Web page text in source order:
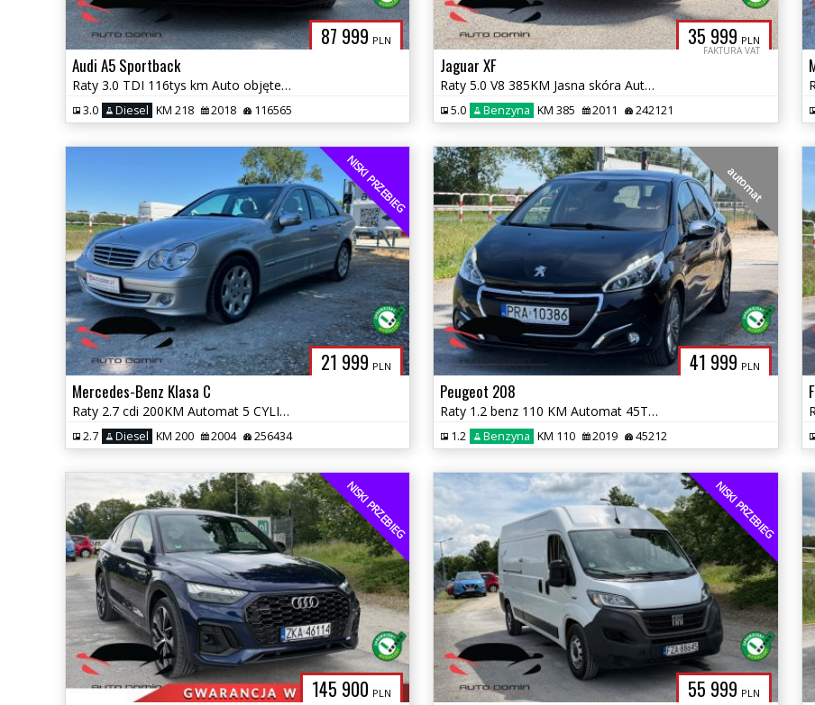
87 999 PLN
Audi A5 Sportback
Raty 3.0 TDI 116tys km Auto objęte roczną Gwarancją w cenie
3.0 Diesel KM 218 2018 116565
35 999 PLN
FAKTURA VAT
Jaguar XF
Raty 5.0 V8 385KM Jasna skóra Automat,niski przebieg USA Zarej w PL
5.0 Benzyna KM 385 2011 242121
21 999 PLN
NISKI PRZEBIEG
Mercedes-Benz Klasa C
Raty 2.7 cdi 200KM Automat 5 CYLINDRÓW Klimatronic bez korozji
2.7 Diesel KM 200 2004 256434
41 999 PLN
automat
Peugeot 208
Raty 1.2 benz 110 KM Automat 45Tys km automat Panorama Navi Gwarancja
1.2 Benzyna KM 110 2019 45212
145 900 PLN
NISKI PRZEBIEG
55 999 PLN
NISKI PRZEBIEG